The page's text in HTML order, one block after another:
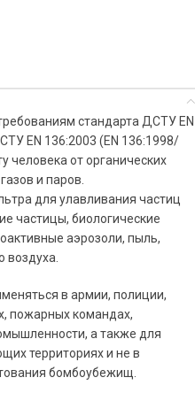
стандарта ДСТУ EN
EN 136:2003 (EN 136:1998/
человека от органических
и паров.
для улавливания частиц
частицы, биологические
аэрозоли, пыль,
воздуха.
в армии, полиции,
пожарных командах,
а также для
территориях и не в
бомбоубежищ.